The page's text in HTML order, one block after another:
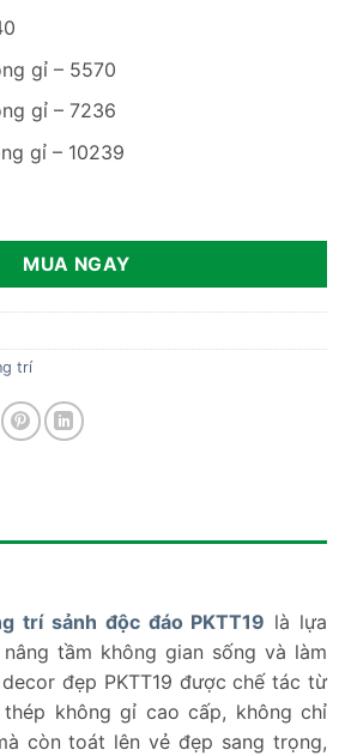
gỉ – 5570
gỉ – 7236
gỉ – 10239
sảnh độc đáo PKTT19 số lượng
MUA NGAY
trí
trí sảnh độc đáo PKTT19 là lựa
tầm không gian sống và làm
đẹp PKTT19 được chế tác từ
không gỉ cao cấp, không chỉ
còn toát lên vẻ đẹp sang trọng,